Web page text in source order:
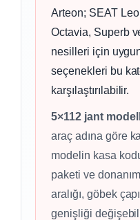
Arteon; SEAT
Octavia, Superb
nesilleri için
seçenekleri bu
karşılaştırılabilir.
5×112 jant
araç adına göre
modelin kasa
paketi ve
aralığı, göbek
genişliği